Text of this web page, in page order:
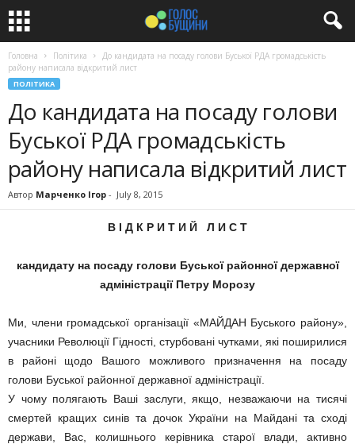
Головна Політика
До кандидата на посаду голови Буської РДА громадськість
району написала відкритий лист
ПОЛІТИКА
До кандидата на посаду голови
Буської РДА громадськість
району написала відкритий лист
Автор Марченко Ігор - July 8, 2015
В І Д К Р И Т И Й Л И С Т
кандидату на посаду голови Буської районної державної
адміністрації Петру Морозу
Ми, члени громадської організації «МАЙДАН Буського району»,
учасники Революції Гідності, стурбовані чутками, які поширилися
в районі щодо Вашого можливого призначення на посаду
голови Буської районної державної адміністрації.
У чому полягають Ваші заслуги, якщо, незважаючи на тисячі
смертей кращих синів та дочок України на Майдані та сході
держави, Вас, колишнього керівника старої влади, активно